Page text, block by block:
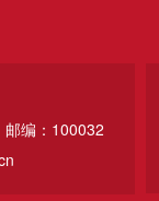
邮编：100032